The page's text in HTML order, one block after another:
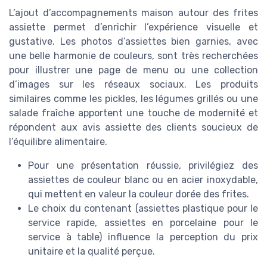
L’ajout d’accompagnements maison autour des frites
assiette permet d’enrichir l’expérience visuelle et
gustative. Les photos d’assiettes bien garnies, avec
une belle harmonie de couleurs, sont très recherchées
pour illustrer une page de menu ou une collection
d’images sur les réseaux sociaux. Les produits
similaires comme les pickles, les légumes grillés ou une
salade fraîche apportent une touche de modernité et
répondent aux avis assiette des clients soucieux de
l’équilibre alimentaire.
Pour une présentation réussie, privilégiez des
assiettes de couleur blanc ou en acier inoxydable,
qui mettent en valeur la couleur dorée des frites.
Le choix du contenant (assiettes plastique pour le
service rapide, assiettes en porcelaine pour le
service à table) influence la perception du prix
unitaire et la qualité perçue.